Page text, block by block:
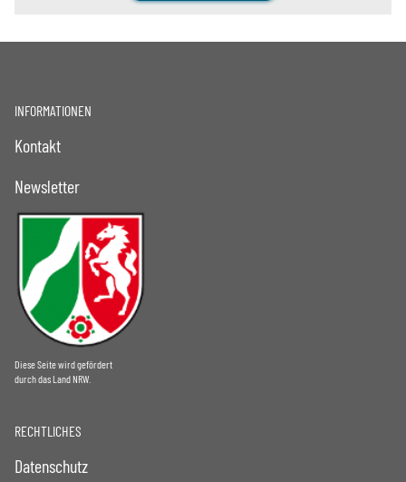
INFORMATIONEN
Kontakt
Newsletter
Diese Seite wird gefördert
durch das Land NRW.
RECHTLICHES
Datenschutz